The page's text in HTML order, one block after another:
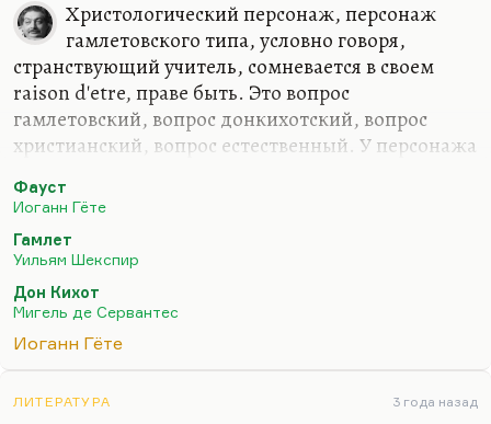
Христологический персонаж, персонаж
гамлетовского типа, условно говоря,
странствующий учитель, сомневается в своем
raison d'etre, праве быть. Это вопрос
гамлетовский, вопрос донкихотский, вопрос
христианский, вопрос естественный. У персонажа
raison d'etre — это его профессионализм, его
понимает. Фаустианский персонаж — это
персонаж, который понял, что мир лежит во зле;
который понял, что контракт на труд находится в
руках Мефистофеля, так что если хочешь
работать, тебе надо каким-то образом решиться:
горы. Что как бы это твой посредник между…
Фауст
Иоганн Гёте
Гамлет
Уильям Шекспир
Дон Кихот
Мигель де Сервантес
Иоганн Гёте
ЛИТЕРАТУРА 3 года назад